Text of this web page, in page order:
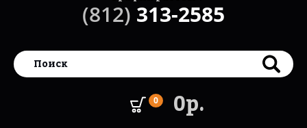
0 0р.
(812) 313-2585